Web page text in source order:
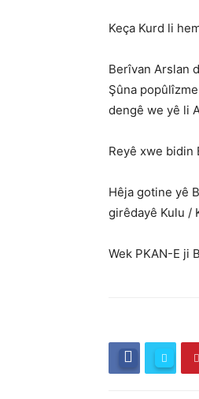
Keça Kurd li
Berîvan Arslan
Şûna
dengê we yê li
Reyê xwe bidin
Hêja gotine yê
girêdayê Kulu /
Wek PKAN-E ji